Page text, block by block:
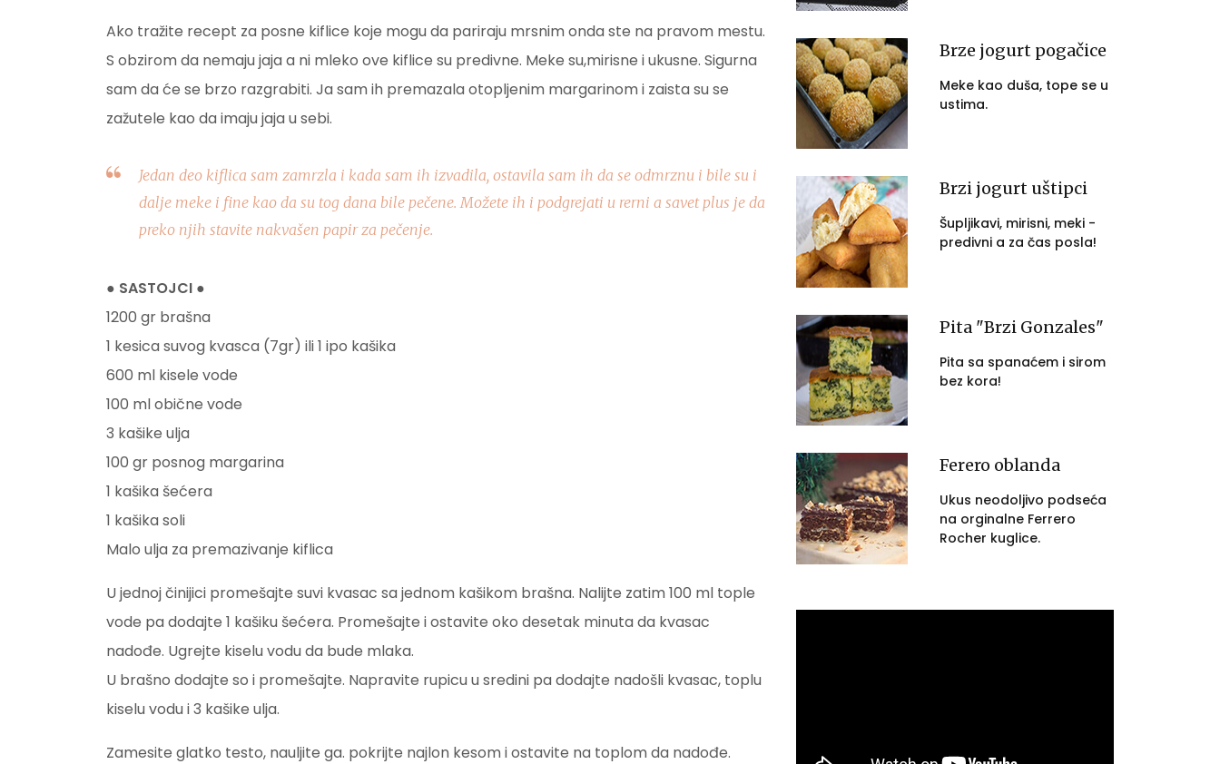
Ako tražite recept za posne kiflice koje mogu da pariraju mrsnim onda ste na pravom mestu.
S obzirom da nemaju jaja a ni mleko ove kiflice su predivne. Meke su,mirisne i ukusne. Sigurna
sam da će se brzo razgrabiti. Ja sam ih premazala otopljenim margarinom i zaista su se
zažutele kao da imaju jaja u sebi.
Jedan deo kiflica sam zamrzla i kada sam ih izvadila, ostavila sam ih da se odmrznu i bile su i
dalje meke i fine kao da su tog dana bile pečene. Možete ih i podgrejati u rerni a savet plus je da
preko njih stavite nakvašen papir za pečenje.
● SASTOJCI ●
1200 gr brašna
1 kesica suvog kvasca (7gr) ili 1 ipo kašika
600 ml kisele vode
100 ml obične vode
3 kašike ulja
100 gr posnog margarina
1 kašika šećera
1 kašika soli
Malo ulja za premazivanje kiflica
U jednoj činijici promešajte suvi kvasac sa jednom kašikom brašna. Nalijte zatim 100 ml tople
vode pa dodajte 1 kašiku šećera. Promešajte i ostavite oko desetak minuta da kvasac
nadođe. Ugrejte kiselu vodu da bude mlaka.
U brašno dodajte so i promešajte. Napravite rupicu u sredini pa dodajte nadošli kvasac, toplu
kiselu vodu i 3 kašike ulja.
Zamesite glatko testo, nauljite ga. pokrijte najlon kesom i ostavite na toplom da nadođe.
Brze jogurt pogačice
Meke kao duša, tope se u
ustima.
Brzi jogurt uštipci
Šupljikavi, mirisni, meki -
predivni a za čas posla!
Pita "Brzi Gonzales"
Pita sa spanaćem i sirom
bez kora!
Ferero oblanda
Ukus neodoljivo podseća
na orginalne Ferrero
Rocher kuglice.